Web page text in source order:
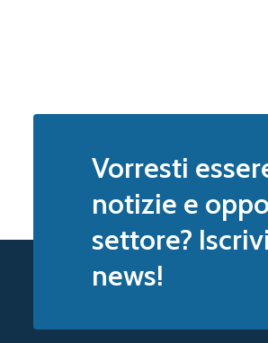
Vorresti
notizie e
settore?
news!